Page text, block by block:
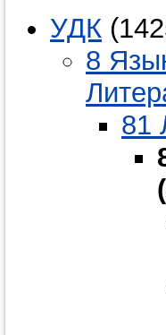
УДК
8
81